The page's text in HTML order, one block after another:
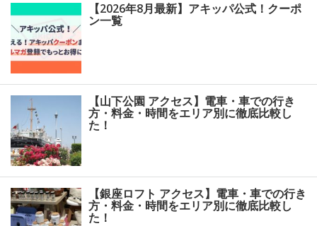
【2026年8月最新】アキッパ公式！クーポ
ン一覧
【山下公園 アクセス】電車・車での行き
方・料金・時間をエリア別に徹底比較し
た！
【銀座ロフト アクセス】電車・車での行き
方・料金・時間をエリア別に徹底比較し
た！